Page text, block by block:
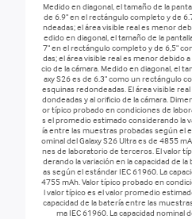
Medido en diagonal, el tamaño de la
de 6.9" en el rectángulo completo y de
ndeadas; el área visible real es menor
edido en diagonal, el tamaño de la
7" en el rectángulo completo y de 6,5"
das; el área visible real es menor debido
cio de la cámara. Medido en diagonal, el
axy S26 es de 6.3" como un rectángulo
esquinas redondeadas. El área visible
dondeadas y al orificio de la cámara.
or típico probado en condiciones de
s el promedio estimado considerando la
ía entre las muestras probadas según el
ominal del Galaxy S26 Ultra es de 4855
nes de laboratorio de terceros. El valor
derando la variación en la capacidad de
as según el estándar IEC 61960. La
4755 mAh. Valor típico probado en
l valor típico es el valor promedio
capacidad de la batería entre las
ma IEC 61960. La capacidad nominal